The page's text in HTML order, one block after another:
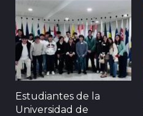
Estudiantes de la
Universidad de